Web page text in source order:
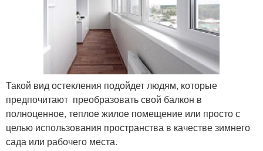
Такой вид остекления подойдет людям, которые
предпочитают преобразовать свой балкон в
полноценное, теплое жилое помещение или просто с
целью использования пространства в качестве зимнего
сада или рабочего места.